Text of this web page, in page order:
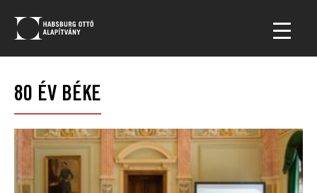
80 ÉV BÉKE